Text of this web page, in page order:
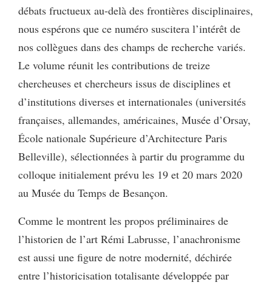
débats fructueux au-delà des frontières disciplinaires,
nous espérons que ce numéro suscitera l’intérêt de
nos collègues dans des champs de recherche variés.
Le volume réunit les contributions de treize
chercheuses et chercheurs issus de disciplines et
d’institutions diverses et internationales (universités
françaises, allemandes, américaines, Musée d’Orsay,
École nationale Supérieure d’Architecture Paris
Belleville), sélectionnées à partir du programme du
colloque initialement prévu les 19 et 20 mars 2020
au Musée du Temps de Besançon.
Comme le montrent les propos préliminaires de
l’historien de l’art Rémi Labrusse, l’anachronisme
est aussi une figure de notre modernité, déchirée
entre l’historicisation totalisante développée par